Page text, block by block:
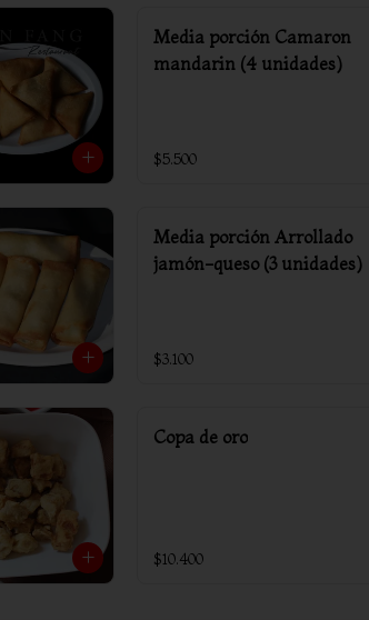
Media porción Camaron
mandarin (4 unidades)
$5.500
Media porción Arrollado
jamón-queso (3 unidades)
$3.100
Copa de oro
$10.400